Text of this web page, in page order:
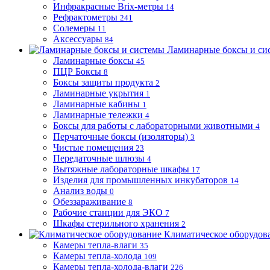
Инфракрасные Brix-метры 14
Рефрактометры 241
Солемеры 11
Аксессуары 84
Ламинарные боксы и
Ламинарные боксы 45
ПЦР Боксы 8
Боксы защиты продукта 2
Ламинарные укрытия 1
Ламинарные кабины 1
Ламинарные тележки 4
Боксы для работы с лабораторными животными 4
Перчаточные боксы (изоляторы) 3
Чистые помещения 23
Передаточные шлюзы 4
Вытяжные лабораторные шкафы 17
Изделия для промышленных инкубаторов 14
Анализ воды 0
Обеззараживание 8
Рабочие станции для ЭКО 7
Шкафы стерильного хранения 2
Климатическое
Камеры тепла-влаги 35
Камеры тепла-холода 109
Камеры тепла-холода-влаги 226